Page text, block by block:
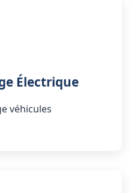
Électrique
véhicules